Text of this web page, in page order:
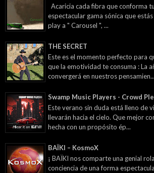
Acaricia cada fibra que conforma
espectacular gama sónica que
play a " Carousel ", ...
THE SECRET
Este es el momento perfecto para
que la emotividad te consuma : La
convergerá en nuestros pensamien...
Swamp Music Players - Crowd
Este verano sin duda está lleno de
llevarán hacia el cielo. Que mejor
hecha con un propósito ép...
BAÏKI – KosmoX
¡ BAÏKI nos comparte una genial
conciencia de una forma